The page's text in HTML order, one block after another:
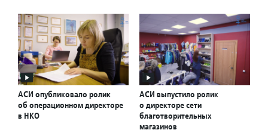
АСИ опубликовало ролик
об операционном директоре
в НКО
АСИ выпустило ролик
о директоре сети
благотворительных
магазинов